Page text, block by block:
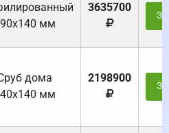
мм
3635700
дома
мм
2198900